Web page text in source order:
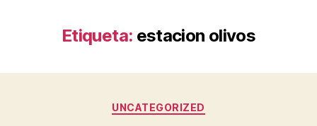
Etiqueta: estacion olivos
Categorías
UNCATEGORIZED